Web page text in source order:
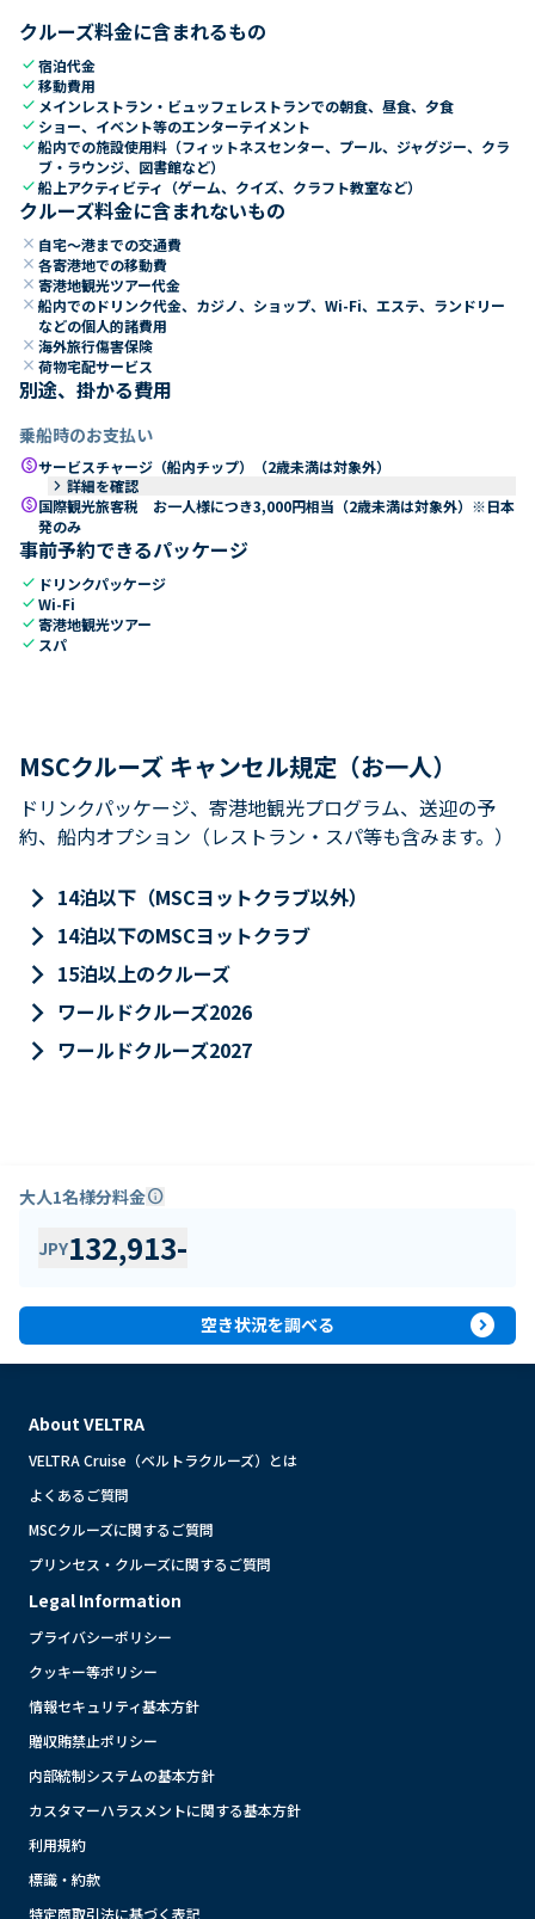
クルーズ料金に含まれるもの
check宿泊代金
check移動費用
check メインレストラン・ビュッフェレストランでの朝食、昼食、夕食
check ショー、イベント等のエンターテイメント
check船内での施設使用料（フィットネスセンター、プール、ジャグジー、クラ
ブ・ラウンジ、図書館など）
check船上アクティビティ（ゲーム、クイズ、クラフト教室など）
クルーズ料金に含まれないもの
close 自宅～港までの交通費
close 各寄港地での移動費
close 寄港地観光ツアー代金
close 船内でのドリンク代金、カジノ、ショップ、Wi-Fi、エステ、ランドリー
などの個人的諸費用
close 海外旅行傷害保険
close 荷物宅配サービス
別途、掛かる費用
乗船時のお支払い
paidサービスチャージ（船内チップ）（2歳未満は対象外）
keyboard_arrow_right 詳細を確認
paid国際観光旅客税 お一人様につき3,000円相当（2歳未満は対象外）※日本
発のみ
事前予約できるパッケージ
check ドリンクパッケージ
checkWi-Fi
check寄港地観光ツアー
check スパ
MSCクルーズ キャンセル規定（お一人）
ドリンクパッケージ、寄港地観光プログラム、送迎の予
約、船内オプション（レストラン・スパ等も含みます。）
keyboard_arrow_right 14泊以下（MSCヨットクラブ以外）
keyboard_arrow_right 14泊以下のMSCヨットクラブ
keyboard_arrow_right 15泊以上のクルーズ
keyboard_arrow_right ワールドクルーズ2026
keyboard_arrow_right ワールドクルーズ2027
大人1名様分料金info
JPY132,913-
空き状況を調べる expand_circle_right
About VELTRA
VELTRA Cruise（ベルトラクルーズ）とは
よくあるご質問
MSCクルーズに関するご質問
プリンセス・クルーズに関するご質問
Legal Information
プライバシーポリシー
クッキー等ポリシー
情報セキュリティ基本方針
贈収賄禁止ポリシー
内部統制システムの基本方針
カスタマーハラスメントに関する基本方針
利用規約
標識・約款
特定商取引法に基づく表記